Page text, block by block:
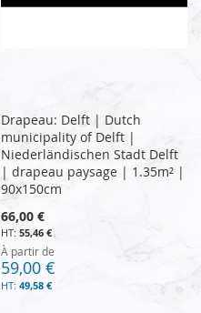
Drapeau: Delft | Dutch
municipality of Delft |
Niederländischen Stadt Delft
| drapeau paysage | 1.35m² |
90x150cm
66,00 €
55,46 €
À partir de
59,00 €
49,58 €